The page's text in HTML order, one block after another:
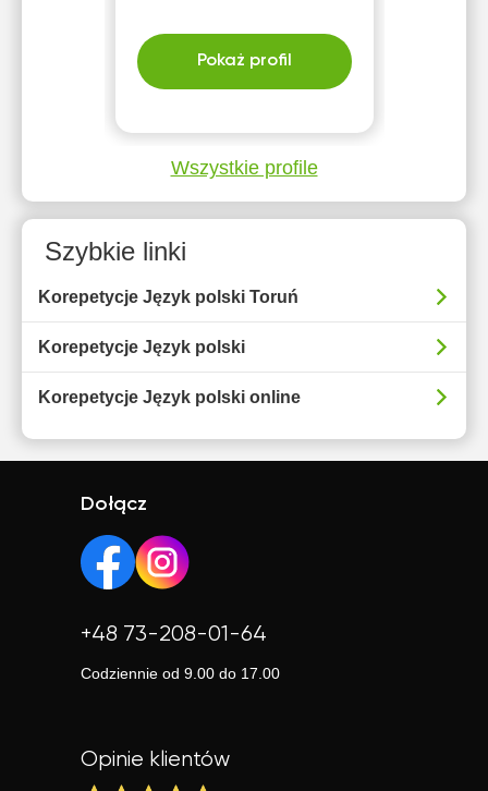
Pokaż profil
Wszystkie profile
Szybkie linki
Korepetycje Język polski Toruń
Korepetycje Język polski
Korepetycje Język polski online
Dołącz
+48 73-208-01-64
Codziennie od 9.00 do 17.00
Opinie klientów